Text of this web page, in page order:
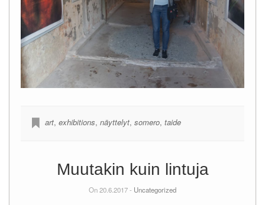
art, exhibitions, näyttelyt, somero, taide
Muutakin kuin lintuja
On 20.6.2017 - Uncategorized